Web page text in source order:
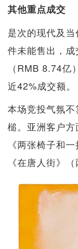
其他重点成交
是次的现代及
件未能售出，
（RMB 8.74
近42%成交额。
本场竞投气氛
槌。亚洲客户
《两张椅子和
《在唐人街》